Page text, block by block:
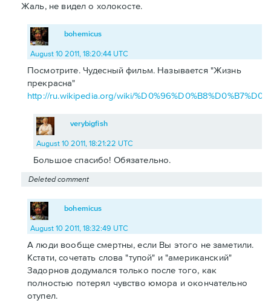
Жаль, не видел о холокосте.
bohemicus
August 10 2011, 18:20:44 UTC
Посмотрите. Чудесный фильм. Называется "Жизнь
прекрасна"
http://ru.wikipedia.org/wiki/
verybigfish
August 10 2011, 18:21:22 UTC
Большое спасибо! Обязательно.
Deleted comment
bohemicus
August 10 2011, 18:32:49 UTC
А люди вообще смертны, если Вы этого не заметили.
Кстати, сочетать слова "тупой" и "американский"
Задорнов додумался только после того, как
полностью потерял чувство юмора и окончательно
отупел.